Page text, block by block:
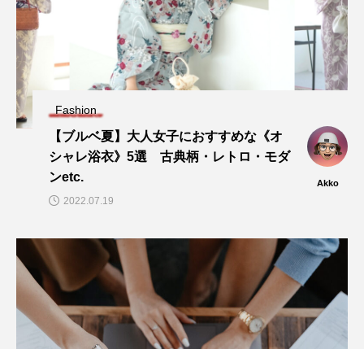
Fashion
【ブルベ夏】大人女子におすすめな《オ
シャレ浴衣》5選 古典柄・レトロ・モダ
ンetc.
Akko
2022.07.19